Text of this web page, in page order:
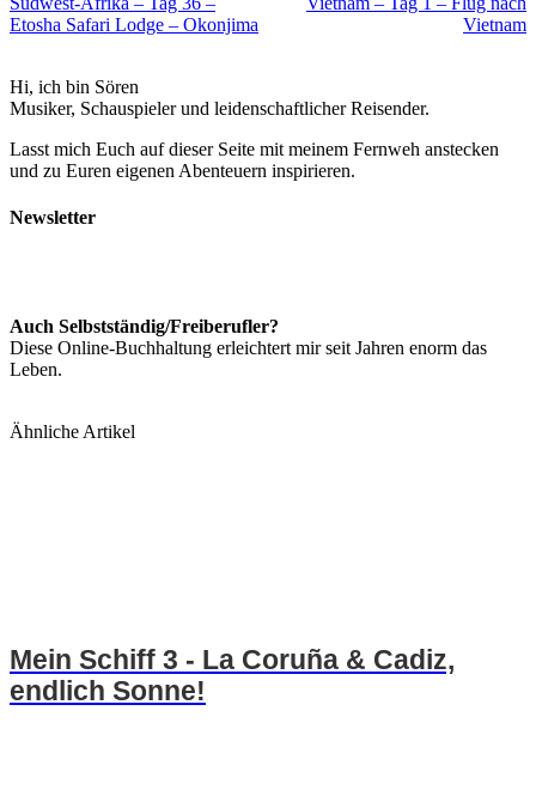
Etosha Safari Lodge – Okonjima
Vietnam
Hi, ich bin Sören
Musiker, Schauspieler und leidenschaftlicher Reisender.
Lasst mich Euch auf dieser Seite mit meinem Fernweh anstecken
und zu Euren eigenen Abenteuern inspirieren.
Newsletter
Auch Selbstständig/Freiberufler?
Diese Online-Buchhaltung erleichtert mir seit Jahren enorm das
Leben.
Ähnliche Artikel
Mein Schiff 3 - La Coruña & Cadiz,
endlich Sonne!